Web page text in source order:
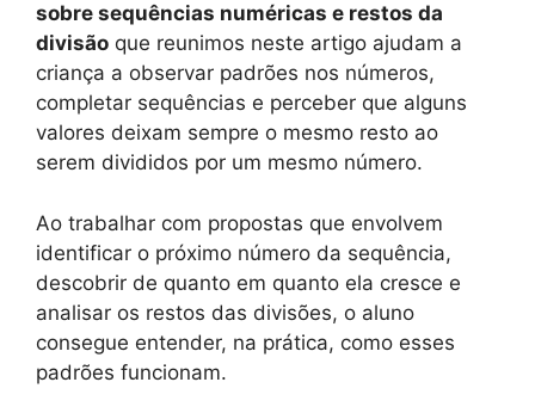
sobre sequências numéricas e restos da
divisão que reunimos neste artigo ajudam a
criança a observar padrões nos números,
completar sequências e perceber que alguns
valores deixam sempre o mesmo resto ao
serem divididos por um mesmo número.
Ao trabalhar com propostas que envolvem
identificar o próximo número da sequência,
descobrir de quanto em quanto ela cresce e
analisar os restos das divisões, o aluno
consegue entender, na prática, como esses
padrões funcionam.